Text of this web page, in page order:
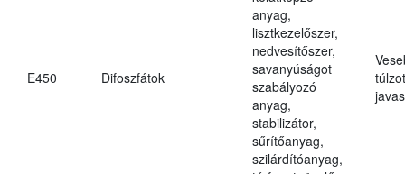
E450 Difoszfátok
anyag,
lisztkezelőszer,
nedvesítőszer,
savanyúságot
szabályozó
anyag,
stabilizátor,
sűrítőanyag,
szilárdítóanyag,